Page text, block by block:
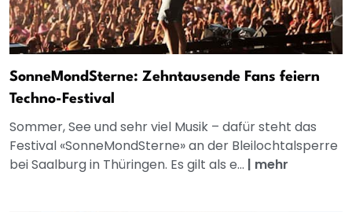
SonneMondSterne: Zehntausende Fans feiern
Techno-Festival
Sommer, See und sehr viel Musik – dafür steht das
Festival «SonneMondSterne» an der Bleilochtalsperre
bei Saalburg in Thüringen. Es gilt als e... | mehr